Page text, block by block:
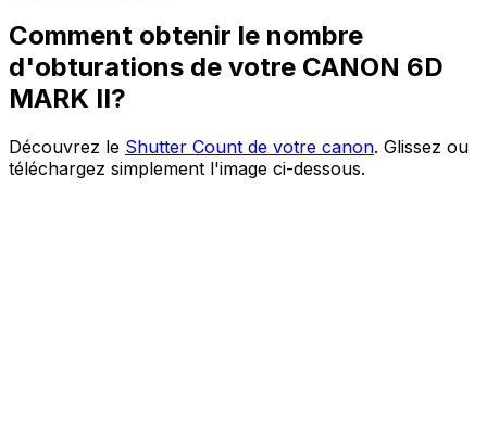
Comment obtenir le nombre
d'obturations de votre CANON 6D
MARK II?
Découvrez le Shutter Count de votre canon. Glissez ou
téléchargez simplement l'image ci-dessous.